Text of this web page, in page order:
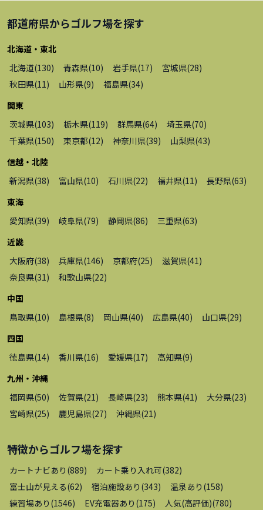
都道府県からゴルフ場を探す
北海道・東北
北海道(130) 青森県(10) 岩手県(17) 宮城県(28)
秋田県(11) 山形県(9) 福島県(34)
関東
茨城県(103) 栃木県(119) 群馬県(64) 埼玉県(70)
千葉県(150) 東京都(12) 神奈川県(39) 山梨県(43)
信越・北陸
新潟県(38) 富山県(10) 石川県(22) 福井県(11) 長野県(63)
東海
愛知県(39) 岐阜県(79) 静岡県(86) 三重県(63)
近畿
大阪府(38) 兵庫県(146) 京都府(25) 滋賀県(41)
奈良県(31) 和歌山県(22)
中国
鳥取県(10) 島根県(8) 岡山県(40) 広島県(40) 山口県(29)
四国
徳島県(14) 香川県(16) 愛媛県(17) 高知県(9)
九州・沖縄
福岡県(50) 佐賀県(21) 長崎県(23) 熊本県(41) 大分県(23)
宮崎県(25) 鹿児島県(27) 沖縄県(21)
特徴からゴルフ場を探す
カートナビあり (889) カート乗り入れ可(382)
富士山が見える(62) 宿泊施設あり (343) 温泉あり (158)
練習場あり (1546) EV充電器あり (175) 人気(高評価)(780)